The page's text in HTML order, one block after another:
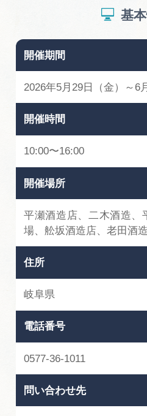
基
開催期間
2026年5月29日（金）～6
開催時間
10:00〜16:00
開催場所
平瀬酒造店、二木酒造、
場、舩坂酒造店、老田酒
住所
岐阜県
電話番号
0577-36-1011
問い合わせ先